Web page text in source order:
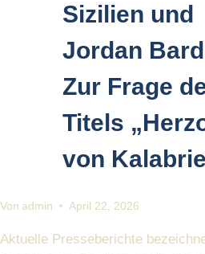
Sizilien und
Jordan
Zur Frage
Titels
von
Von admin April 22, 2026
Aktuelle Presseberichte